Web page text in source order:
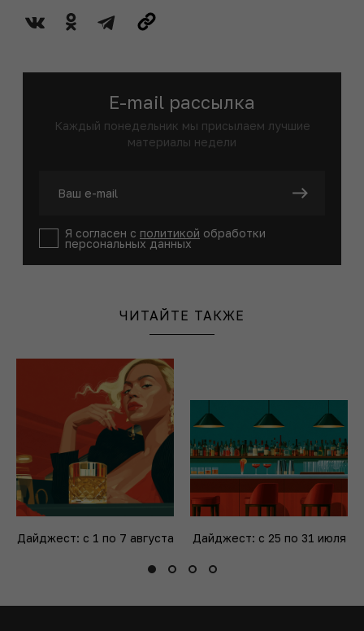
E-mail рассылка
Каждый понедельник мы присылаем лучшие
материалы недели
Я согласен с политикой обработки
персональных данных
ЧИТАЙТЕ ТАКЖЕ
Дайджест: с 1 по 7 августа Дайджест: с 25 по 31 июля